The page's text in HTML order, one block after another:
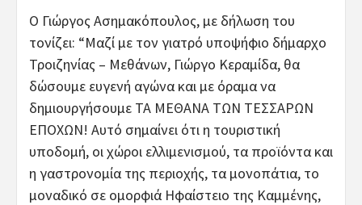
Ο Γιώργος Ασημακόπουλος, με δήλωση του
τονίζει: “Μαζί με τον γιατρό υποψήφιο δήμαρχο
Τροιζηνίας – Μεθάνων, Γιώργο Κεραμίδα, θα
δώσουμε ευγενή αγώνα και με όραμα να
δημιουργήσουμε ΤΑ ΜΕΘΑΝΑ ΤΩΝ ΤΕΣΣΑΡΩΝ
ΕΠΟΧΩΝ! Αυτό σημαίνει ότι η τουριστική
υποδομή, οι χώροι ελλιμενισμού, τα προϊόντα και
η γαστρονομία της περιοχής, τα μονοπάτια, το
μοναδικό σε ομορφιά Ηφαίστειο της Καμμένης,